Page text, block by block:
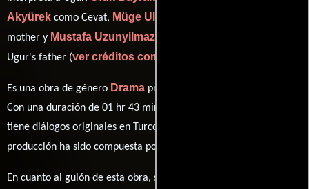
Akyürek como Cevat, Müge Ulusoy
mother y Mustafa Uzunyilmaz
Ugur's father (ver créditos completos
Es una obra de género Drama producida en Grecia y Turquía.
Con una duración de 01 hr 43 min (103 minutos), esta película
tiene diálogos originales en Turco
producción ha sido compuesta por
En cuanto al guión de esta obra, se encuentra a cargo de